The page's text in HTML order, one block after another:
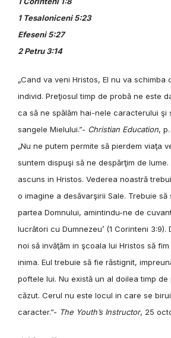
1 Tesaloniceni 5:23
Efeseni 5:27
2 Petru 3:14
„Cand va veni Hristos, El nu va
individ. Preţiosul timp de probă ne este
ca să ne spălăm hai-nele caracterului şi
sangele Mielului.”- Christian Education,
„Nu ne putem permite să pierdem viaţa
suntem dispuşi să ne despărţim de
ascuns in Hristos. Vederea noastră
o imagine a desăvarşirii Sale. Trebuie să
partea Domnului, amintindu-ne de
lucrători cu Dumnezeu’ (1 Corinteni 3:9).
noi să invăţăm in şcoala lui Hristos să
inima. Eul trebuie să fie răstignit,
poftele lui. Nu există un al doilea timp de
căzut. Cerul nu este locul in care se
caracter.”- The Youth’s Instructor, 25